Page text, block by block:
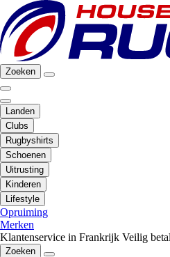
Zoeken
Landen
Clubs
Rugbyshirts
Schoenen
Uitrusting
Kinderen
Lifestyle
Opruiming
Merken
Klantenservice in Frankrijk Veilig
Zoeken